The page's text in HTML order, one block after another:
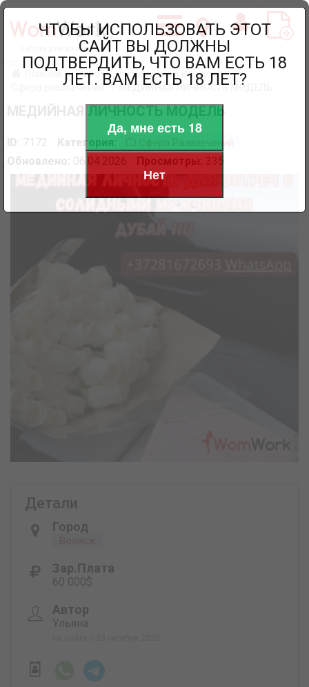
работа для девушек
Главная
Работа для девушек в Волжске
Сфера развлечений
МЕДИЙНАЯ ЛИЧНОСТЬ МОДЕЛЬ
МЕДИЙНАЯ ЛИЧНОСТЬ МОДЕЛЬ
ID: 7172 Категория: Сфера Развлечений
Обновлено: 06.04.2026 Просмотры: 335
Детали
Город
Волжск
Зар.плата
60 000$
Автор
Ульяна
ЧТОБЫ ИСПОЛЬЗОВАТЬ ЭТОТ
САЙТ ВЫ ДОЛЖНЫ
ПОДТВЕРДИТЬ, ЧТО ВАМ ЕСТЬ 18
ЛЕТ. ВАМ ЕСТЬ 18 ЛЕТ?
Да, мне есть 18
Нет